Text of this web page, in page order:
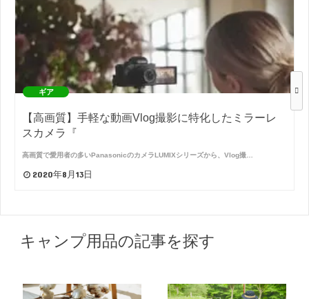
ギア
【高画質】手軽な動画Vlog撮影に特化したミラーレ
スカメラ『
高画質で愛用者の多いPanasonicのカメラLUMIXシリーズから、Vlog撮…
2020年8月13日
キャンプ用品の記事を探す